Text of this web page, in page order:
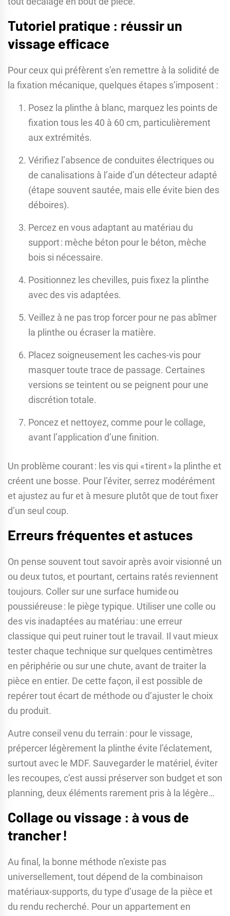
Tutoriel pratique : réussir un
vissage efficace
Pour ceux qui préfèrent s’en remettre à la solidité de
la fixation mécanique, quelques étapes s’imposent :
Posez la plinthe à blanc, marquez les points de
fixation tous les 40 à 60 cm, particulièrement
aux extrémités.
Vérifiez l’absence de conduites électriques ou
de canalisations à l’aide d’un détecteur adapté
(étape souvent sautée, mais elle évite bien des
déboires).
Percez en vous adaptant au matériau du
support : mèche béton pour le béton, mèche
bois si nécessaire.
Positionnez les chevilles, puis fixez la plinthe
avec des vis adaptées.
Veillez à ne pas trop forcer pour ne pas abîmer
la plinthe ou écraser la matière.
Placez soigneusement les caches-vis pour
masquer toute trace de passage. Certaines
versions se teintent ou se peignent pour une
discrétion totale.
Poncez et nettoyez, comme pour le collage,
avant l’application d’une finition.
Un problème courant : les vis qui « tirent » la plinthe et
créent une bosse. Pour l’éviter, serrez modérément
et ajustez au fur et à mesure plutôt que de tout fixer
d’un seul coup.
Erreurs fréquentes et astuces
On pense souvent tout savoir après avoir visionné un
ou deux tutos, et pourtant, certains ratés reviennent
toujours. Coller sur une surface humide ou
poussiéreuse : le piège typique. Utiliser une colle ou
des vis inadaptées au matériau : une erreur
classique qui peut ruiner tout le travail. Il vaut mieux
tester chaque technique sur quelques centimètres
en périphérie ou sur une chute, avant de traiter la
pièce en entier. De cette façon, il est possible de
repérer tout écart de méthode ou d’ajuster le choix
du produit.
Autre conseil venu du terrain : pour le vissage,
prépercer légèrement la plinthe évite l’éclatement,
surtout avec le MDF. Sauvegarder le matériel, éviter
les recoupes, c’est aussi préserver son budget et son
planning, deux éléments rarement pris à la légère…
Collage ou vissage : à vous de
trancher !
Au final, la bonne méthode n’existe pas
universellement, tout dépend de la combinaison
matériaux-supports, du type d’usage de la pièce et
du rendu recherché. Pour un appartement en